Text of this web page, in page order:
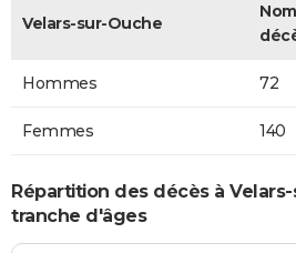
Velars-sur-Ouche
Hommes 72
Femmes 140
Répartition des décès à
tranche d'âges